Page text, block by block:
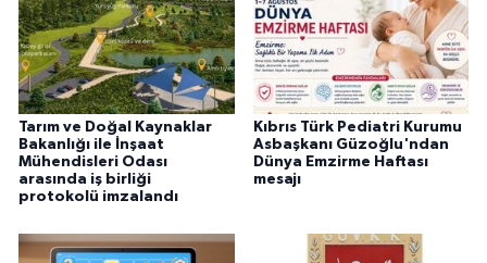
Tarım ve Doğal Kaynaklar
Bakanlığı ile İnşaat
Mühendisleri Odası
arasında iş birliği
protokolü imzalandı
Kıbrıs Türk Pediatri Kurumu
Asbaşkanı Güzoğlu'ndan
Dünya Emzirme Haftası
mesajı